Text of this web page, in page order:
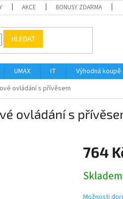
AKCE BONUSY ZDARMA
HLEDAT
UMAX IT Výhodná koupě
ovládání s přívěsem
ovládání s
764
cena: